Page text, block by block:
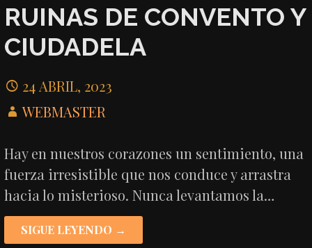
RUINAS DE CONVENTO Y
CIUDADELA
24 ABRIL, 2023
WEBMASTER
Hay en nuestros corazones un sentimiento, una
fuerza irresistible que nos conduce y arrastra
hacia lo misterioso. Nunca levantamos la…
SIGUE LEYENDO →